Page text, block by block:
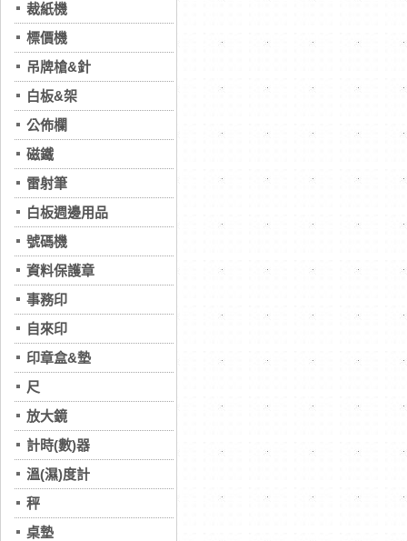
裁紙機
標價機
吊牌槍&針
白板&架
公佈欄
磁鐵
雷射筆
白板週邊用品
號碼機
資料保護章
事務印
自來印
印章盒&墊
尺
放大鏡
計時(數)器
溫(濕)度計
秤
桌墊